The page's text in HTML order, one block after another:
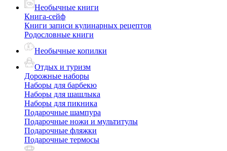
Необычные книги
Книга-сейф
Книги записи кулинарных рецептов
Родословные книги
Необычные копилки
Отдых и туризм
Дорожные наборы
Наборы для барбекю
Наборы для шашлыка
Наборы для пикника
Подарочные шампура
Подарочные ножи и мультитулы
Подарочные фляжки
Подарочные термосы